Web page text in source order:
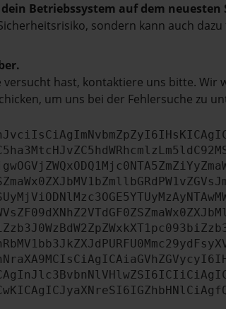
Betriebssystem auf dem neuesten
sondern kann auch
hast, kontaktiere uns bitte. Wir
um uns bei der Fehlersuche zu